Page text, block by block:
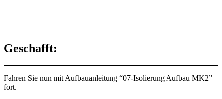
Geschafft:
Fahren Sie nun mit Aufbauanleitung “07-Isolierung Aufbau MK2”
fort.